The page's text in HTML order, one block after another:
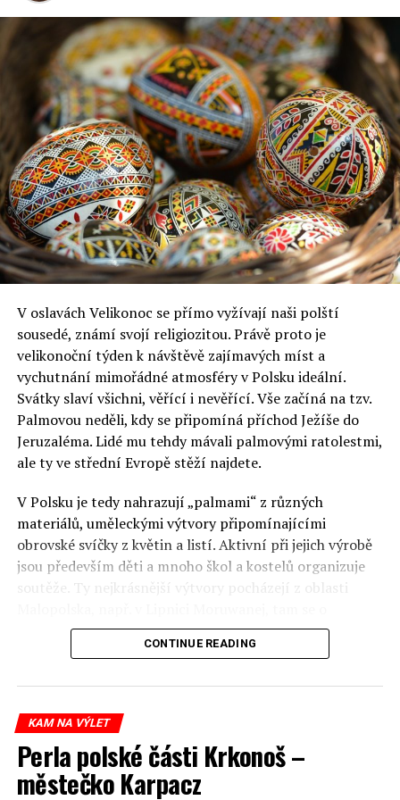
V oslavách Velikonoc se přímo vyžívají naši polští
sousedé, známí svojí religiozitou. Právě proto je
velikonoční týden k návštěvě zajímavých míst a
vychutnání mimořádné atmosféry v Polsku ideální.
Svátky slaví všichni, věřící i nevěřící. Vše začíná na tzv.
Palmovou neděli, kdy se připomíná příchod Ježíše do
Jeruzaléma. Lidé mu tehdy mávali palmovými ratolestmi,
ale ty ve střední Evropě stěží najdete.
V Polsku je tedy nahrazují „palmami“ z různých
materiálů, uměleckými výtvory připomínajícími
obrovské svíčky z květin a listí. Aktivní při jejich výrobě
jsou především děti a mnoho škol a kostelů organizuje
soutěže. Ty nejkrásnější výtvory pocházejí z oblasti
nejkrásnější palmu soutěží už 60 let. Procesí vycházející
z kostelíků své palmy představují obyvatelům měst a
KRASLICE NEBOLI PISANKI
Následující víkend v sobotu se
malované pisanki utáboří v proutěných košíčcích spolu
CONTINUE READING
KAM NA VÝLET
Perla polské části Krkonoš –
městečko Karpacz